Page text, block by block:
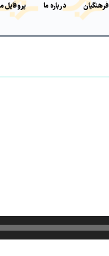
فرهنگیان درباره ما پروفایل